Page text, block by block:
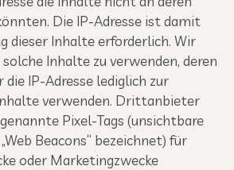
Die IP-Adresse ist damit
dieser Inhalte erforderlich. Wir
Inhalte zu verwenden, deren
IP-Adresse lediglich zur
verwenden. Drittanbieter
Pixel-Tags (unsichtbare
Beacons“ bezeichnet) für
oder Marketingzwecke